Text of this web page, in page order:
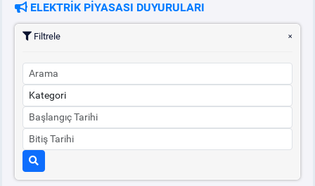
BÜLTENLER
BT HİZMET YÖNETİM SİSTEMİ POLİTİKAMIZ
ELEKTRİK PİYASASI DUYURULARI
Filtrele